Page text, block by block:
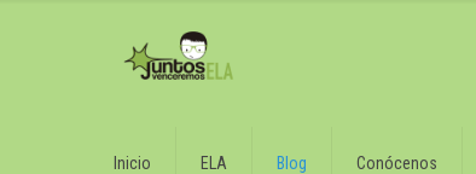
Inicio ELA Blog Conócenos